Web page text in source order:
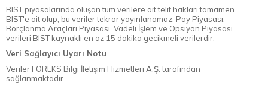
BIST piyasalarında oluşan tüm verilere ait telif hakları tamamen
BIST'e ait olup, bu veriler tekrar yayınlanamaz. Pay Piyasası,
Borçlanma Araçları Piyasası, Vadeli İşlem ve Opsiyon Piyasası
verileri BIST kaynaklı en az 15 dakika gecikmeli verilerdir.
Veri Sağlayıcı Uyarı Notu
Veriler FOREKS Bilgi İletişim Hizmetleri A.Ş. tarafından
sağlanmaktadır.